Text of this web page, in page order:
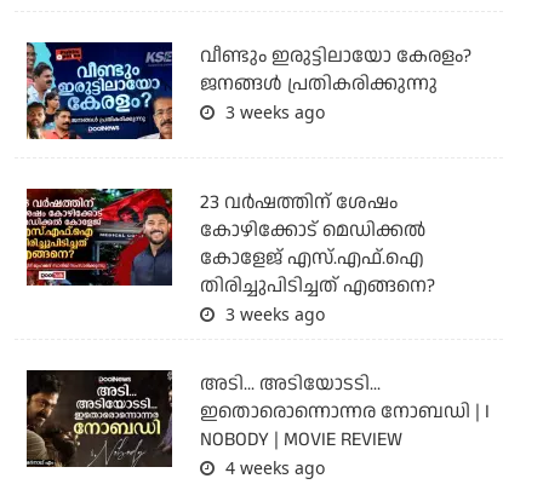
വീണ്ടും ഇരുട്ടിലായോ കേരളം?
ജനങ്ങൾ പ്രതികരിക്കുന്നു
3 weeks ago
23 വർഷത്തിന് ശേഷം
കോഴിക്കോട് മെഡിക്കൽ
കോളേജ് എസ്.എഫ്.ഐ
തിരിച്ചുപിടിച്ചത് എങ്ങനെ?
3 weeks ago
അടി... അടിയോടടി...
ഇതൊരൊന്നൊന്നര നോബഡി | I
NOBODY | MOVIE REVIEW
4 weeks ago